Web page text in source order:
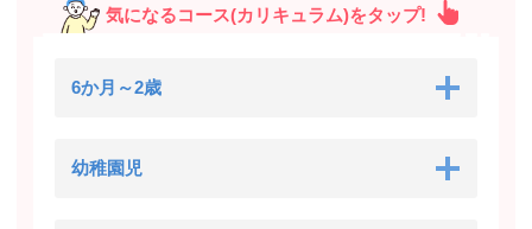
気になるコース(カリキュラム)をタップ!
6か月～2歳
幼稚園児